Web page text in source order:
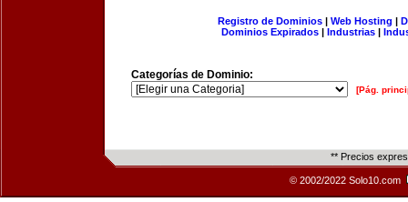
Registro de Dominios| Web Hosting |
Dominios Expirados | Industrias |
Categorías de Dominio:
[Pág.
** Precios
© 2002/2022 Solo10.com